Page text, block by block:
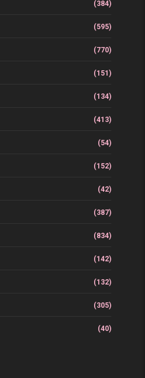
(384)
(595)
(770)
(151)
(134)
(413)
(54)
(152)
(42)
(387)
(834)
(142)
(132)
(305)
(40)